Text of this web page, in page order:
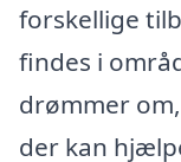
forskellige
findes i
drømmer
der kan